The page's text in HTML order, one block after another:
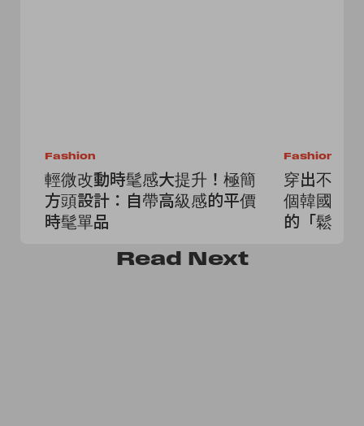
Fashion
輕微改動時髦感大提升！極簡
方頭設計：自帶高級感的平價
時髦單品
Fashion
穿出不費
個韓國小
的「鬆弛
Read Next